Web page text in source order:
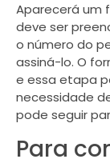
Aparecerá um
deve ser
o número do
assiná-lo. O
e essa etapa
necessidade
pode seguir
Para